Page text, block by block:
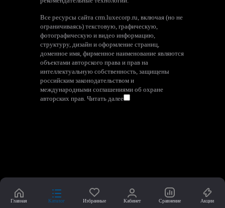
Все ресурсы сайта crm.luxecorp.ru, включая (но не
ограничиваясь) текстовую, графическую,
фотографическую и видео информацию,
структуру, дизайн и оформление страниц,
доменное имя, фирменное наименование являются
объектами авторского права и прав на
интеллектуальную собственность, защищены
российским законодательством и
международными соглашениями об охране
авторских прав. Читать далее
Главная Каталог Избранные Кабинет Сравнение Акции